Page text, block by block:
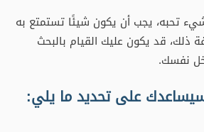
به.
تعجبك.
لن يرسم لك فقط صورة واضحة لما
عن وظيفتك / مهنتك المستقبلية،